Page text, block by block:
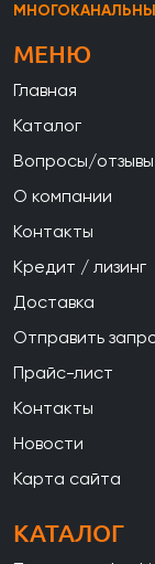
МЕНЮ
Главная
Каталог
Вопросы/отзывы
О компании
Контакты
Кредит / лизинг
Доставка
Отправить
Прайс-лист
Контакты
Новости
Карта сайта
КАТАЛОГ